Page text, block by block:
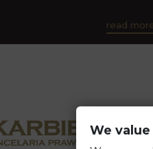
read
We